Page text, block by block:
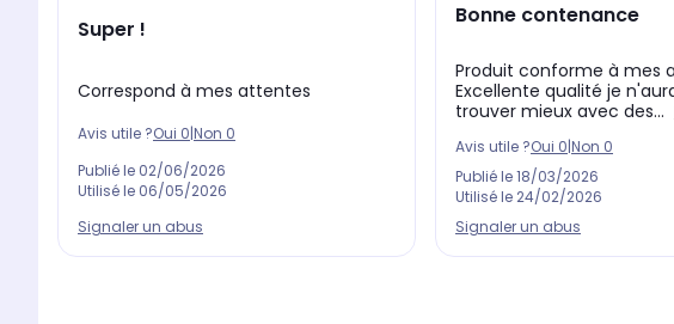
Super !
Correspond à mes attentes
Avis utile ?Oui 0|Non 0
Publié le 02/06/2026
Utilisé le 06/05/2026
Signaler un abus
Bonne contenance
Produit conforme à mes
Excellente qualité je
trouver mieux avec des...
Avis utile ?Oui 0|Non 0
Publié le18/03/2026
Utilisé le 24/02/2026
Signaler un abus